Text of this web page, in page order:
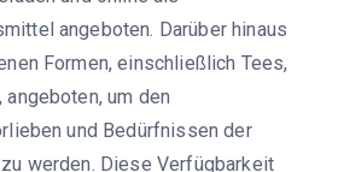
angeboten. Darüber hinaus
Formen, einschließlich Tees,
um den
und Bedürfnissen der
werden. Diese Verfügbarkeit